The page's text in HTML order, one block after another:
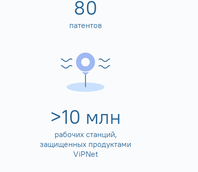
80
патентов
>10 млн
рабочих станций,
защищенных продуктами
ViPNet